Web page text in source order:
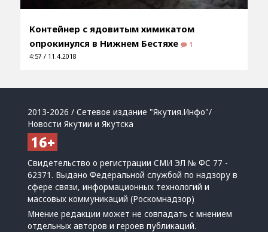
Контейнер с ядовитым химикатом
опрокинулся в Нижнем Бестяхе
1
4:57 / 11.4.2018
2013-2026 / Сетевое издание "Якутия.Инфо"/
Новости Якутии и Якутска
Свидетельство о регистрации СМИ ЭЛ № ФС 77 -
62371. Выдано Федеральной службой по надзору в
сфере связи, информационных технологий и
массовых коммуникаций (Роскомнадзор)
Мнение редакции может не совпадать с мнением
отдельных авторов и героев публикаций.